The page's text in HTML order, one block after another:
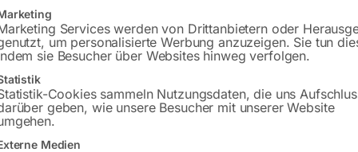
Sie haben
Gerne
Anfrageformular
Services werden von Drittanbietern oder
um personalisierte Werbung anzuzeigen. Sie tun
sie Besucher über Websites hinweg verfolgen.
Cookies sammeln Nutzungsdaten, die uns
geben, wie unsere Besucher mit unserer Website
Medien